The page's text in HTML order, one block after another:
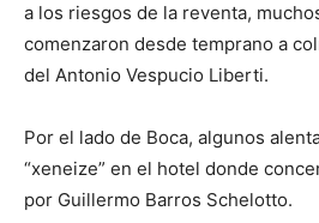
a los riesgos de la reventa,
comenzaron desde temprano a
del Antonio Vespucio Liberti.
Por el lado de Boca, algunos
“xeneize” en el hotel donde
por Guillermo Barros Schelotto.